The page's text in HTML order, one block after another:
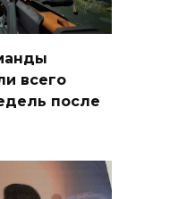
всего
после